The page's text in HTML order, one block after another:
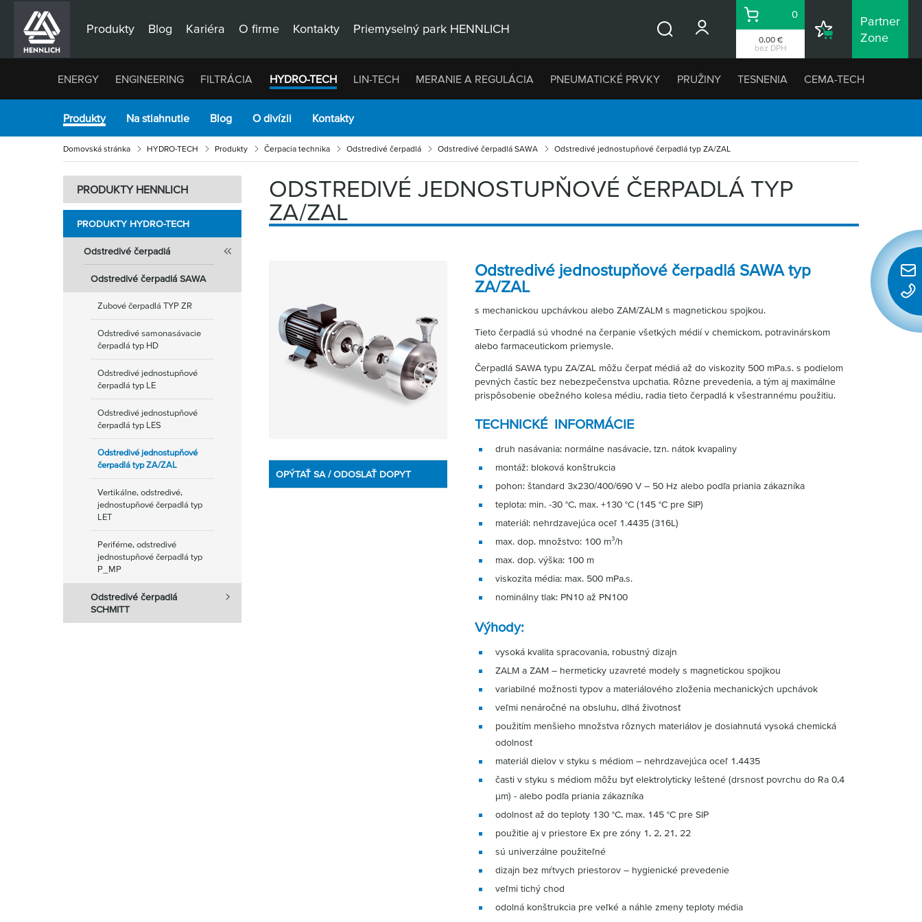
Produkty Blog Kariéra O firme Kontakty Priemyselný park HENNLICH
0,00 €
bez DPH
Košík
0
Nákupný
Partner
Zone
ENERGY ENGINEERING FILTRÁCIA HYDRO-TECH LIN-TECH MERANIE A REGULÁCIA PNEUMATICKÉ PRVKY PRUŽINY TESNENIA CEMA-TECH
Produkty Na stiahnutie Blog O divízii Kontakty
Domovská stránka HYDRO-TECH Produkty Čerpacia technika Odstredivé čerpadlá Odstredivé čerpadlá SAWA Odstredivé jednostupňové čerpadlá typ ZA/ZAL
PRODUKTY HENNLICH
PRODUKTY HYDRO-TECH
Odstredivé čerpadlá
Odstredivé čerpadlá SAWA
Zubové čerpadlá TYP ZR
Odstredivé samonasávacie
čerpadlá typ HD
Odstredivé jednostupňové
čerpadlá typ LE
Odstredivé jednostupňové
čerpadlá typ LES
Odstredivé jednostupňové
čerpadlá typ ZA/ZAL
Vertikálne, odstredivé,
jednostupňové čerpadlá typ
LET
Periférne, odstredivé
jednostupňové čerpadlá typ
P_MP
Odstredivé čerpadlá
SCHMITT
ODSTREDIVÉ JEDNOSTUPŇOVÉ ČERPADLÁ TYP
ZA/ZAL
OPÝTAŤ SA / ODOSLAŤ DOPYT
Odstredivé jednostupňové čerpadlá SAWA typ
ZA/ZAL
s mechanickou upchávkou alebo ZAM/ZALM s magnetickou spojkou.
Tieto čerpadlá sú vhodné na čerpanie všetkých médií v chemickom, potravinárskom
alebo farmaceutickom priemysle.
Čerpadlá SAWA typu ZA/ZAL môžu čerpať médiá až do viskozity 500 mPa.s. s podielom
pevných častíc bez nebezpečenstva upchatia. Rôzne prevedenia, a tým aj maximálne
prispôsobenie obežného kolesa médiu, radia tieto čerpadlá k všestrannému použitiu.
TECHNICKÉ INFORMÁCIE
druh nasávania: normálne nasávacie, tzn. nátok kvapaliny
montáž: bloková konštrukcia
pohon: štandard 3x230/400/690 V – 50 Hz alebo podľa priania zákazníka
teplota: min. -30 °C, max. +130 °C (145 °C pre SIP)
materiál: nehrdzavejúca oceľ 1.4435 (316L)
max. dop. množstvo: 100 m³/h
max. dop. výška: 100 m
viskozita média: max. 500 mPa.s.
nominálny tlak: PN10 až PN100
Výhody:
vysoká kvalita spracovania, robustný dizajn
ZALM a ZAM – hermeticky uzavreté modely s magnetickou spojkou
variabilné možnosti typov a materiálového zloženia mechanických upchávok
veľmi nenáročné na obsluhu, dlhá životnosť
použitím menšieho množstva rôznych materiálov je dosiahnutá vysoká chemická
odolnosť
materiál dielov v styku s médiom – nehrdzavejúca oceľ 1.4435
časti v styku s médiom môžu byť elektrolyticky leštené (drsnosť povrchu do Ra 0,4
µm) - alebo podľa priania zákazníka
odolnosť až do teploty 130 °C, max. 145 °C pre SIP
použitie aj v priestore Ex pre zóny 1, 2, 21, 22
sú univerzálne použiteľné
dizajn bez mŕtvych priestorov – hygienické prevedenie
veľmi tichý chod
odolná konštrukcia pre veľké a náhle zmeny teploty média